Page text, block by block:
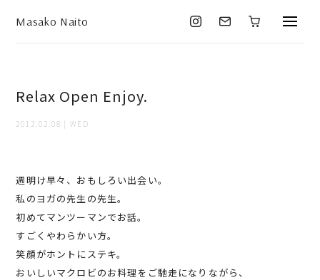
Masako Naito
Relax Open Enjoy.
2012.02.08 | WED
週明け早々、おもしろい出会い。
私のヨガの先生の先生。
初めてマンツーマンでお話。
すごくやわらかい方。
笑顔がホントにステキ。
おいしいマクロビのお料理をご馳走になりながら、